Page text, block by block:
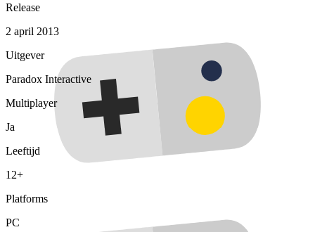
Release
2 april 2013
Uitgever
Paradox Interactive
Multiplayer
Ja
Leeftijd
12+
Platforms
PC